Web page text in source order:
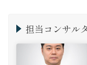
担当コンサル